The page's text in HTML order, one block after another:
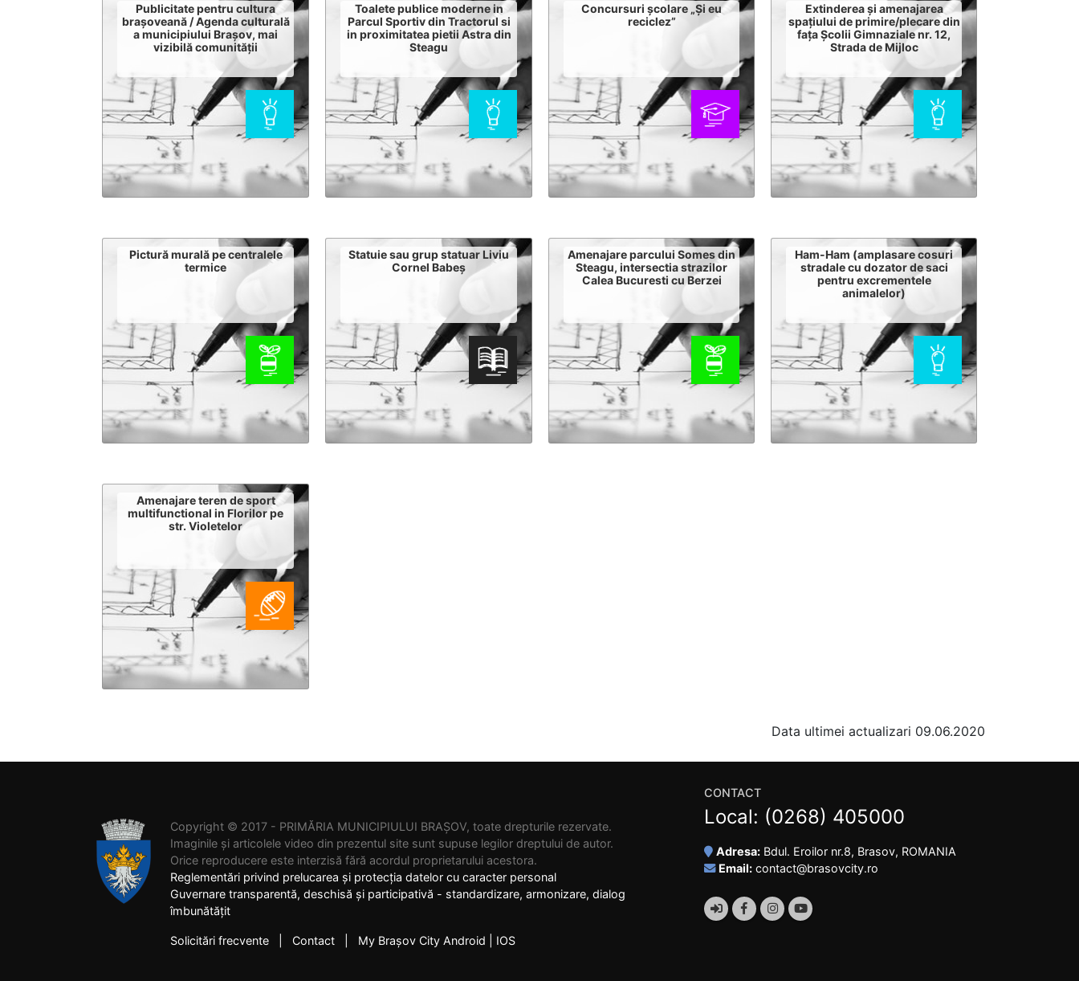
Publicitate pentru cultura
brașoveană / Agenda culturală
a municipiului Brașov, mai
vizibilă comunității
Toalete publice moderne in
Parcul Sportiv din Tractorul si
in proximitatea pietii Astra din
Steagu
Concursuri școlare „Și eu
reciclez”
Extinderea și amenajarea
spațiului de primire/plecare din
fața Școlii Gimnaziale nr. 12,
Strada de Mijloc
Pictură murală pe centralele
termice
Statuie sau grup statuar Liviu
Cornel Babeș
Amenajare parcului Somes din
Steagu, intersectia strazilor
Calea Bucuresti cu Berzei
Ham-Ham (amplasare cosuri
stradale cu dozator de saci
pentru excrementele
animalelor)
Amenajare teren de sport
multifunctional in Florilor pe
str. Violetelor
Data ultimei actualizari 09.06.2020
Copyright © 2017 - PRIMĂRIA MUNICIPIULUI BRAȘOV, toate drepturile rezervate.
Imaginile și articolele video din prezentul site sunt supuse legilor dreptului de autor.
Orice reproducere este interzisă fără acordul proprietarului acestora.
Reglementări privind prelucarea și protecția datelor cu caracter personal
Guvernare transparentă, deschisă și participativă - standardizare, armonizare, dialog
îmbunătățit
Solicitări frecvente Contact | My Brașov City Android IOS
CONTACT
Local: (0268) 405000
Adresa: Bdul. Eroilor nr.8, Brasov, ROMANIA
Email: contact@brasovcity.ro